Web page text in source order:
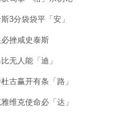
3分袋袋平「安」
挫咸史泰斯
无人能「迪」
古赢开有条「路」
维克使命必「达」